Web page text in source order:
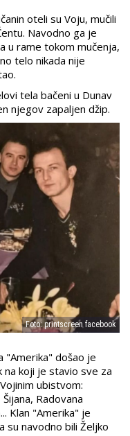
oteli su Voju, mučili
Navodno ga je
u rame tokom mučenja,
telo nikada nije
tela bačeni u Dunav
njegov zapaljen džip.
Foto: printscreen facebook
"Amerika" došao je
na koji je stavio sve za
ubistvom:
Radovana
Klan "Amerika" je
su navodno bili Željko